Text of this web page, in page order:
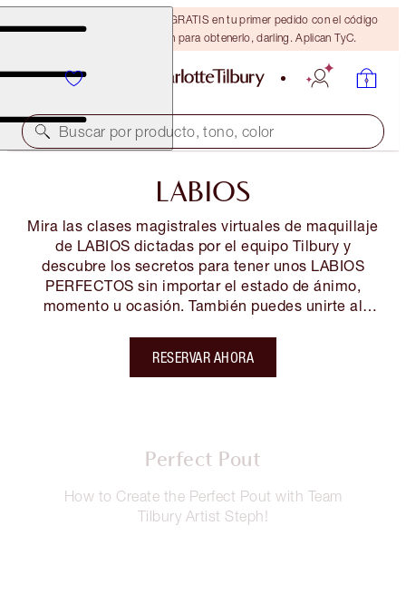
15% de descuento + ENVÍO GRATIS en tu primer pedido con el código
DARLING15. Inicia sesión para obtenerlo, darling. Aplican TyC.
Buscar por producto, tono, color
LABIOS
Mira las clases magistrales virtuales de maquillaje
de LABIOS dictadas por el equipo Tilbury y
descubre los secretos para tener unos LABIOS
PERFECTOS sin importar el estado de ánimo,
momento u ocasión. También puedes unirte al
CONSEJOS, TRUCOS y SECRETOS DE BELLEZA
RESERVAR AHORA
Perfect Pout
How to Create the Perfect Pout with Team
Tilbury Artist Steph!